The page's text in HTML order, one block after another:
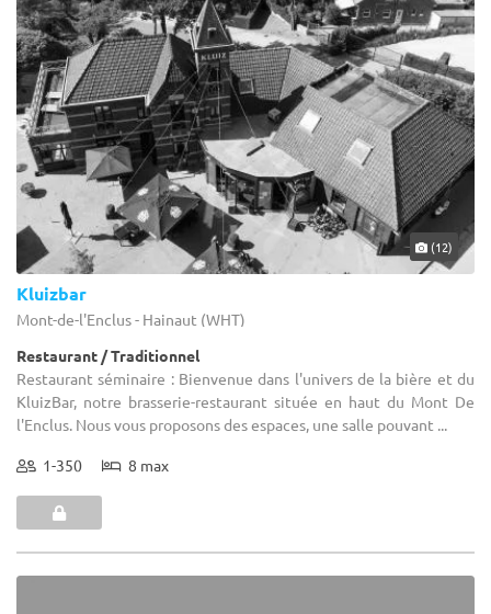
(12)
Kluizbar
Mont-de-l'Enclus - Hainaut (WHT)
Restaurant / Traditionnel
Restaurant séminaire : Bienvenue dans l'univers de la bière et du
KluizBar, notre brasserie-restaurant située en haut du Mont De
l'Enclus. Nous vous proposons des espaces, une salle pouvant ...
1-350 8 max